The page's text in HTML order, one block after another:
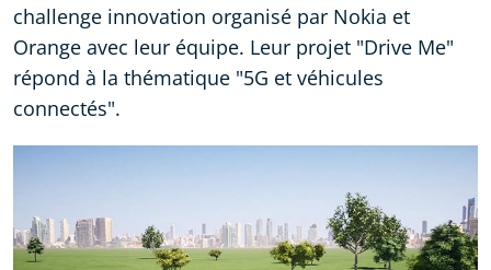
challenge innovation organisé par Nokia et
Orange avec leur équipe. Leur projet "Drive Me"
répond à la thématique "5G et véhicules
connectés".